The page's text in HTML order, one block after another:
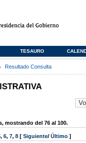
TESAURO
Resultado Consulta
mostrando del 76 al 100.
, 6, 7, 8 [ Siguiente/ Último ]